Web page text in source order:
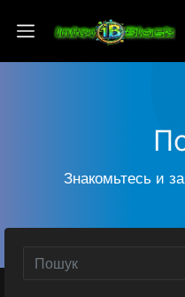
Знакомьтесь и